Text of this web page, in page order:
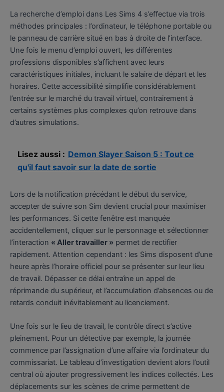
La recherche d’emploi dans Les Sims 4 s’effectue via trois
méthodes principales : l’ordinateur, le téléphone portable ou
le panneau de carrière situé en bas à droite de l’interface.
Une fois le menu d’emploi ouvert, les différentes
professions disponibles s’affichent avec leurs
caractéristiques initiales, incluant le salaire de départ et les
horaires. Cette accessibilité simplifie considérablement
l’entrée sur le marché du travail virtuel, contrairement à
certains systèmes plus complexes qu’on retrouve dans
d’autres simulations.
Lisez aussi : Demon Slayer Saison 5 : Tout ce
qu'il faut savoir sur la date de sortie
Lors de la notification précédant le début du service,
accepter de suivre son Sim devient crucial pour maximiser
les performances. Si cette fenêtre est manquée
accidentellement, cliquer sur le personnage et sélectionner
l’interaction « Aller travailler » permet de rectifier
rapidement. Attention cependant : les Sims disposent d’une
heure après l’horaire officiel pour se présenter sur leur lieu
de travail. Dépasser ce délai entraîne un appel de
réprimande du supérieur, et l’accumulation d’absences ou de
retards conduit inévitablement au licenciement.
Une fois sur le lieu de travail, le contrôle direct s’active
pleinement. Pour un détective par exemple, la journée
commence par l’assignation d’une affaire via l’ordinateur du
commissariat. Le tableau d’investigation devient alors l’outil
central où ajouter progressivement les indices collectés. Les
déplacements sur les scènes de crime permettent de